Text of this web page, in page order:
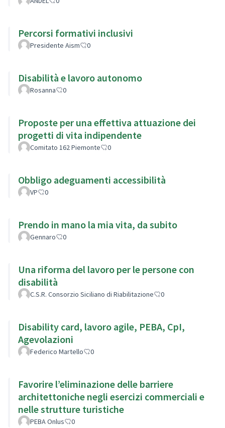
Percorsi formativi inclusivi
Presidente Aism 0
Disabilità e lavoro autonomo
Rosanna 0
Proposte per una effettiva attuazione dei
progetti di vita indipendente
Comitato 162 Piemonte 0
Obbligo adeguamenti accessibilità
VP 0
Prendo in mano la mia vita, da subito
Gennaro 0
Una riforma del lavoro per le persone con
disabilità
C.S.R. Consorzio Siciliano di Riabilitazione 0
Disability card, lavoro agile, PEBA, CpI,
Agevolazioni
Federico Martello 0
Favorire l’eliminazione delle barriere
architettoniche negli esercizi commerciali e
nelle strutture turistiche
PEBA Onlus 0